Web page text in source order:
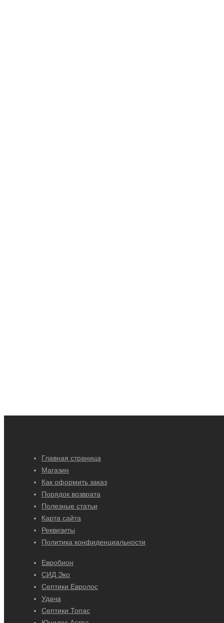
Главная страница
Магазин
Как оформить заказ
Порядок возврата
Полезные статьи
Карта сайта
Реквизиты
Политика конфиденциальности
Евробион
СИД Эко
Септики Евролос
Удача
Септики Топас